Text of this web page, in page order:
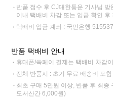
반품 접수 후 CJ대한통운 기사님
이내 택배비 차감 또는 입금 확인 후
택배비 입금 계좌 : 국민은행
반품 택배비 안내
휴대폰/쓱페이 결제는 택배비 차감
전체 반품시 : 초기 무료 배송비 포
최초 구매 5만원 이상, 반품 후 최종
도서산간 6,000원)